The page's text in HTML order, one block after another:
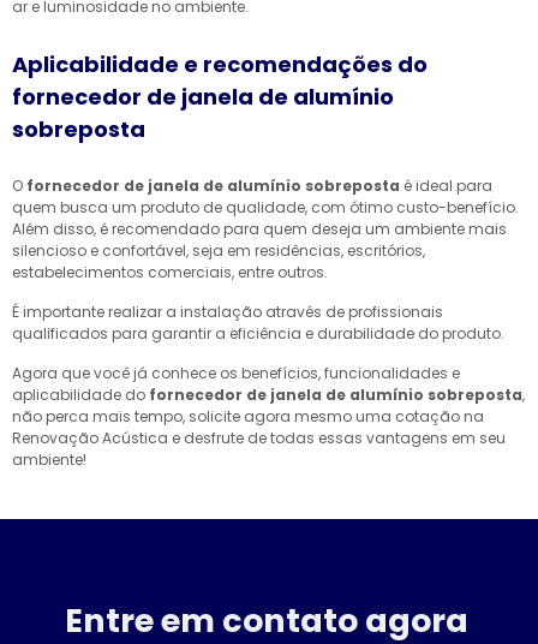
ar e luminosidade no ambiente.
Aplicabilidade e recomendações do
fornecedor de janela de alumínio
sobreposta
O fornecedor de janela de alumínio sobreposta é ideal para
quem busca um produto de qualidade, com ótimo custo-benefício.
Além disso, é recomendado para quem deseja um ambiente mais
silencioso e confortável, seja em residências, escritórios,
estabelecimentos comerciais, entre outros.
É importante realizar a instalação através de profissionais
qualificados para garantir a eficiência e durabilidade do produto.
Agora que você já conhece os benefícios, funcionalidades e
aplicabilidade do fornecedor de janela de alumínio sobreposta,
não perca mais tempo, solicite agora mesmo uma cotação na
Renovação Acústica e desfrute de todas essas vantagens em seu
ambiente!
Entre em contato agora